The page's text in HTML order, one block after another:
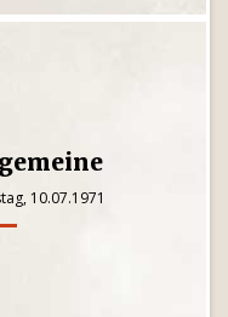
10.07.1971